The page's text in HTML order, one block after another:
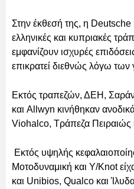
Στην έκθεσή της, η Deutsche
ελληνικές και κυπριακές
εμφανίζουν ισχυρές
επικρατεί διεθνώς λόγω των
Εκτός τραπεζών, ΔΕΗ,
και Allwyn κινήθηκαν
Viohalco, Τράπεζα Πειραιώς
Εκτός υψηλής
Μοτοδυναμική και Y/Knot
και Unibios, Qualco και